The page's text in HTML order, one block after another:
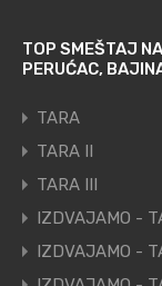
TOP SMEŠTAJ
PERUĆAC,
TARA
TARA II
TARA III
IZDVAJAMO -
IZDVAJAMO -